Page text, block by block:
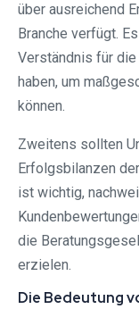
über ausreichend
Branche verfügt.
Verständnis für die
haben, um
können.
Zweitens sollten
Erfolgsbilanzen
ist wichtig,
die
erzielen.
Die Bedeutung